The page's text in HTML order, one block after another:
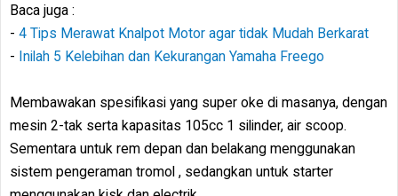
Baca juga :
- 4 Tips Merawat Knalpot Motor agar tidak Mudah Berkarat
- Inilah 5 Kelebihan dan Kekurangan Yamaha Freego
Membawakan spesifikasi yang super oke di masanya, dengan
mesin 2-tak serta kapasitas 105cc 1 silinder, air scoop.
Sementara untuk rem depan dan belakang menggunakan
sistem pengeraman tromol , sedangkan untuk starter